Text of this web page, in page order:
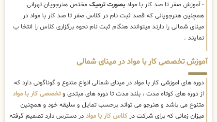
- آموزش صفر تا صد کار با موادبصورت ترمیک مختص هنرجویان تهرانی
همچنین هنرجویانی که قصد ثبت نام در کلاس صفر تا صد کار با مواد در
مینای شمالی را دارند میتوانند هنگام ثبت نام نحوه برگزاری کلاس را انتخا ب
نمایند .
آموزش تخصصی کار با مواد در مینای شمالی
دوره های اموزشی کار با مواد در مینای شمالی انواع متنوع و گوناگونی دارد که
از دوره های کوتاه مدت ، بلند مدت تا دوره های مبتدی وتخصصی کار با مواد
متنوع می باشد و هنرجو می تواند برحسب تمایل و سلیقه خود و همچنین
میزان زمانی که برای شرکت در کلاس کار با مواد در دسترس دارد تصمیم گرفته